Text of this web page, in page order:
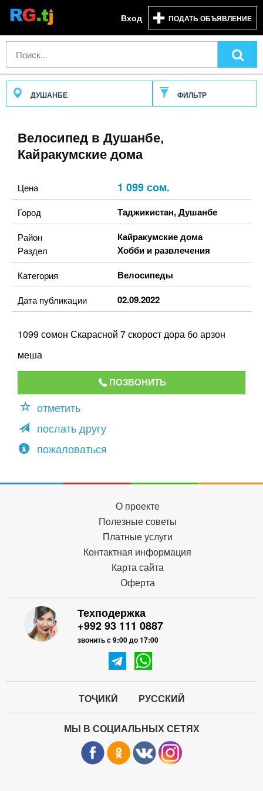
Вход ПОДАТЬ ОБЪЯВЛЕНИЕ
ДУШАНБЕ ФИЛЬТР
Велосипед в Душанбе,
Кайракумские дома
Цена 1 099 сом.
Город Таджикистан,Душанбе
Район Кайракумские дома
Раздел Хобби и развлечения
Категория Велосипеды
Дата публикации 02.09.2022
1099 сомон Скарасной 7 скорост дора бо арзон
меша
ПОЗВОНИТЬ
отметить
послать другу
пожаловаться
О проекте
Полезные советы
Платные услуги
Контактная информация
Карта сайта
Оферта
Техподержка
+992 93 111 0887
звонить с 9:00 до 17:00
ТОҶИКӢ РУССКИЙ
МЫ В СОЦИАЛЬНЫХ СЕТЯХ